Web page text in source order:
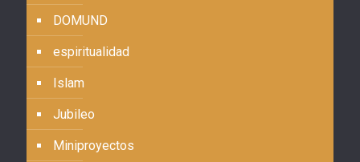
DOMUND
espiritualidad
Islam
Jubileo
Miniproyectos